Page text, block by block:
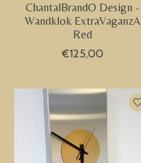
ChantalBrandO Design -
Wandklok ExtraVaganzA
Red
€125,00